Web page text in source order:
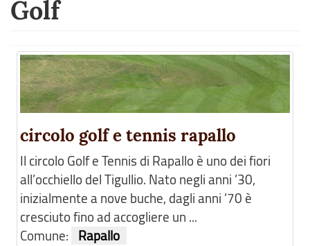
Golf
circolo golf e tennis rapallo
Il circolo Golf e Tennis di Rapallo è uno dei fiori
all’occhiello del Tigullio. Nato negli anni ’30,
inizialmente a nove buche, dagli anni ’70 è
cresciuto fino ad accogliere un ...
Comune:
Rapallo